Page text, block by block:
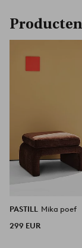
PASTILL
Mika poef
299 EUR